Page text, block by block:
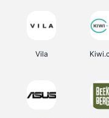
Vila